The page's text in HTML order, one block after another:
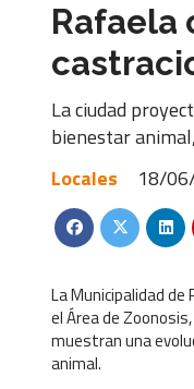
Rafaela
La ciudad
bienestar
Locales
18/
La Municipalidad
el Área de
muestran una
animal.